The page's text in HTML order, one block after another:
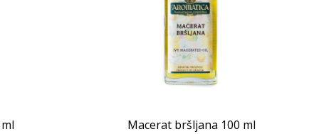
Macerat bršljana 100 ml